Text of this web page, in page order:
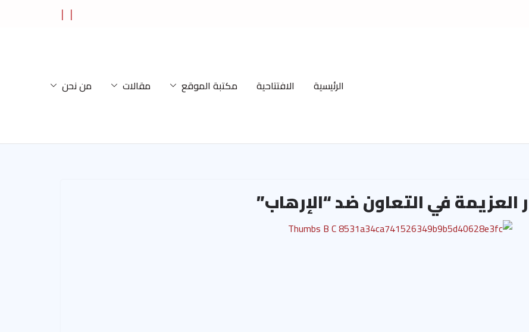
الرئيسية الافتتاحية مكتبة الموقع مقالات من نحن
العزيمة في التعاون ضد “الإرهاب”